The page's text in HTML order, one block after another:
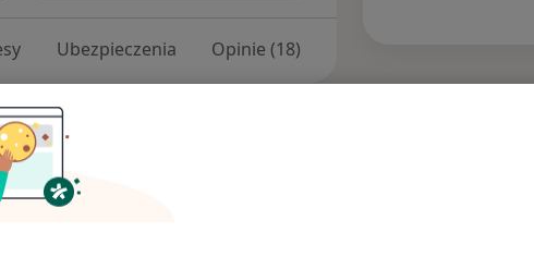
Ubezpieczenia Opinie (18)
2013 roku i rozpoczęłam szkolenie
9 letnie doświadczenie